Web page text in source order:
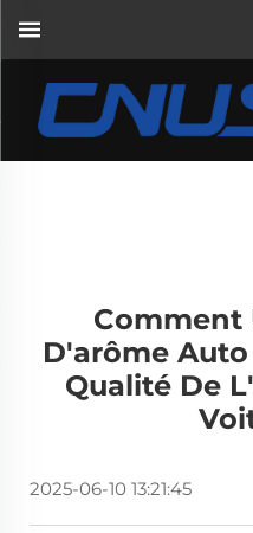
Comment
D'arôme
Qualité De
2025-06-10 13:21:45